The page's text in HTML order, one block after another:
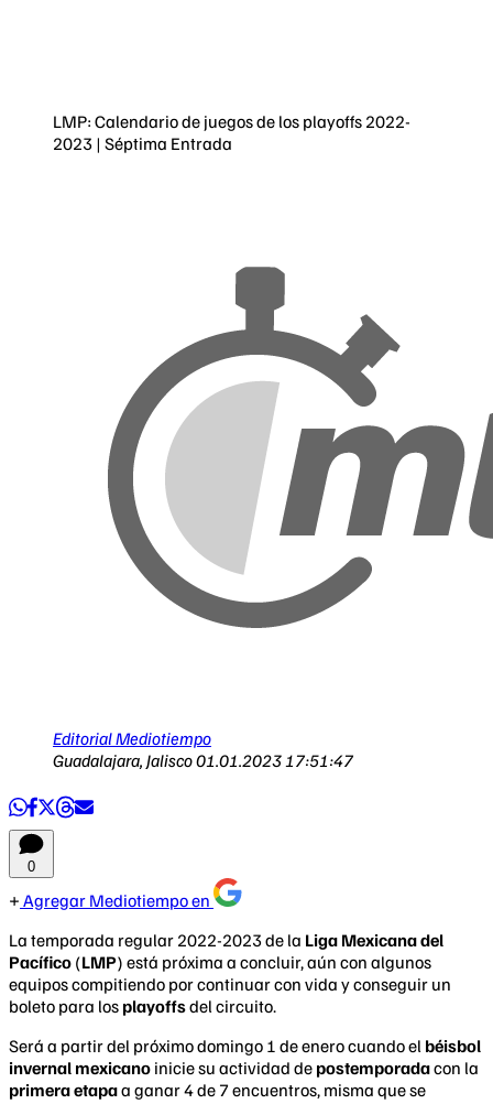
LMP: Calendario de juegos de los playoffs 2022-
2023 | Séptima Entrada
Editorial Mediotiempo
Guadalajara, Jalisco01.01.2023 17:51:47
0
Agregar Mediotiempo en
La temporada regular 2022-2023 de la Liga Mexicana del
Pacífico (LMP) está próxima a concluir, aún con algunos
equipos compitiendo por continuar con vida y conseguir un
boleto para los playoffsdel circuito.
Será a partir del próximo domingo 1 de enero cuando el béisbol
invernal mexicano inicie su actividad de postemporadacon la
primera etapaa ganar 4 de 7 encuentros, misma que se